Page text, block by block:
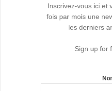
Inscrivez-vous ici et
fois par mois une
les derniers
Sign up for